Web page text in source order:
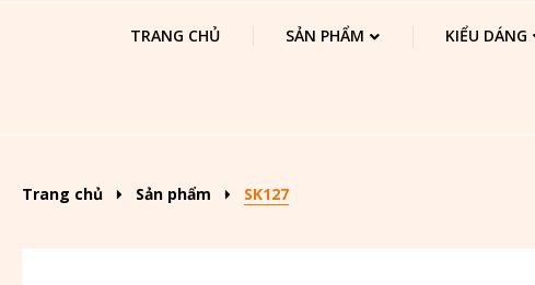
TRANG CHỦ SẢN PHẨM KIỂU DÁNG
Trang chủ Sản phẩm SK127